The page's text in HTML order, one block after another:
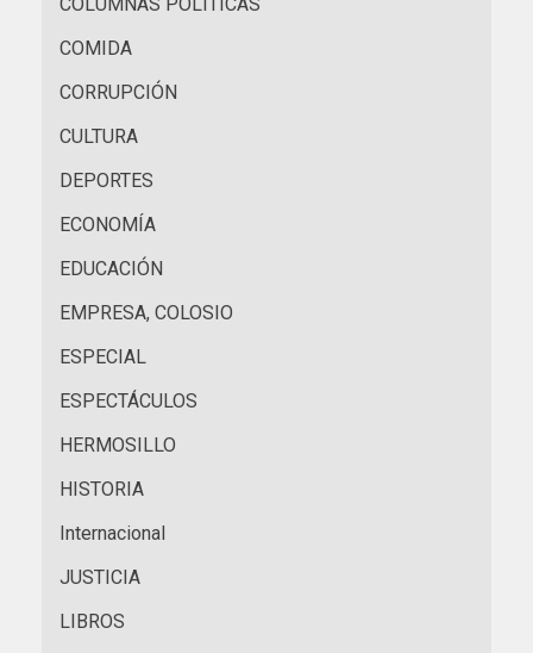
COMIDA
CORRUPCIÓN
CULTURA
DEPORTES
ECONOMÍA
EDUCACIÓN
EMPRESA, COLOSIO
ESPECIAL
ESPECTÁCULOS
HERMOSILLO
HISTORIA
Internacional
JUSTICIA
LIBROS